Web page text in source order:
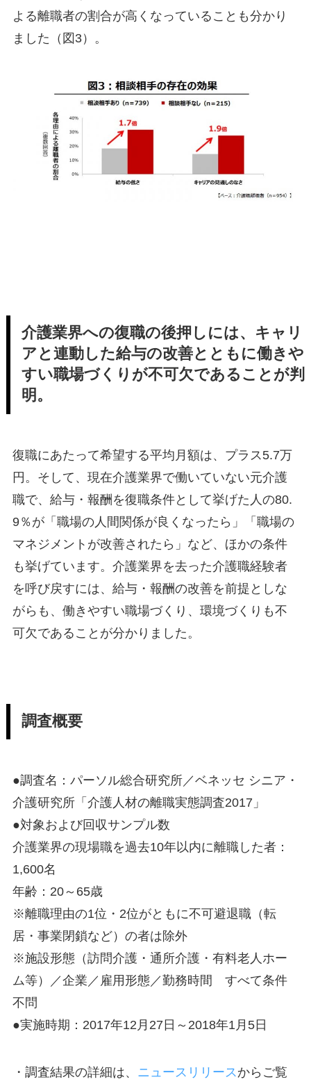
よる離職者の割合が高くなっていることも分かり
ました（図3）。
介護業界への復職の後押しには、キャリ
アと連動した給与の改善とともに働きや
すい職場づくりが不可欠であることが判
明。
復職にあたって希望する平均月額は、プラス5.7万
円。そして、現在介護業界で働いていない元介護
職で、給与・報酬を復職条件として挙げた人の80.
9％が「職場の人間関係が良くなったら」「職場の
マネジメントが改善されたら」など、ほかの条件
も挙げています。介護業界を去った介護職経験者
を呼び戻すには、給与・報酬の改善を前提としな
がらも、働きやすい職場づくり、環境づくりも不
可欠であることが分かりました。
調査概要
●調査名：パーソル総合研究所／ベネッセ シニア・
介護研究所「介護人材の離職実態調査2017」
●対象および回収サンプル数
介護業界の現場職を過去10年以内に離職した者：
1,600名
年齢：20～65歳
※離職理由の1位・2位がともに不可避退職（転
居・事業閉鎖など）の者は除外
※施設形態（訪問介護・通所介護・有料老人ホー
ム等）／企業／雇用形態／勤務時間 すべて条件
不問
●実施時期：2017年12月27日～2018年1月5日
・調査結果の詳細は、 ニュースリリース からご覧